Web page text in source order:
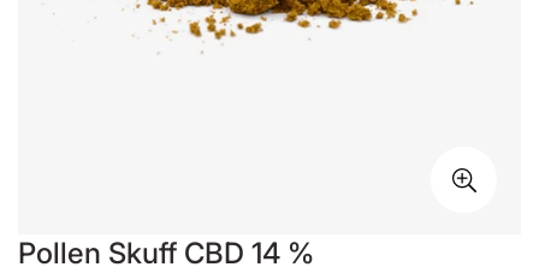
Pollen Skuff CBD 14 %